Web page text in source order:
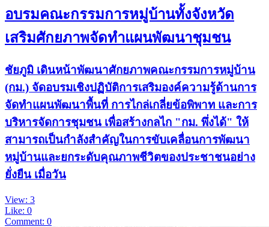
อบรมคณะกรรมการหมู่บ้านทั้งจังหวัด
เสริมศักยภาพจัดทำแผนพัฒนาชุมชน
ชัยภูมิ เดินหน้าพัฒนาศักยภาพคณะกรรมการหมู่บ้าน
(กม.) จัดอบรมเชิงปฏิบัติการเสริมองค์ความรู้ด้านการ
จัดทำแผนพัฒนาพื้นที่ การไกล่เกลี่ยข้อพิพาท และการ
บริหารจัดการชุมชน เพื่อสร้างกลไก "กม. พึ่งได้" ให้
สามารถเป็นกำลังสำคัญในการขับเคลื่อนการพัฒนา
หมู่บ้านและยกระดับคุณภาพชีวิตของประชาชนอย่าง
ยั่งยืน เมื่อวัน
View: 3
Like: 0
Comment: 0